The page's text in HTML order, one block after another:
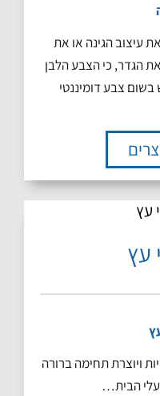
עיצוב הגינה או את
הגדר, כי הצבע הלבן
בשום צבע דומיננטי
עץ
ויוצרת תחימה ברורה
הבית…